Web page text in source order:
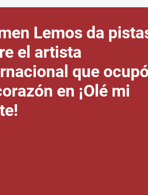
Lemos da
el artista
que ocupó
en ¡Olé mi